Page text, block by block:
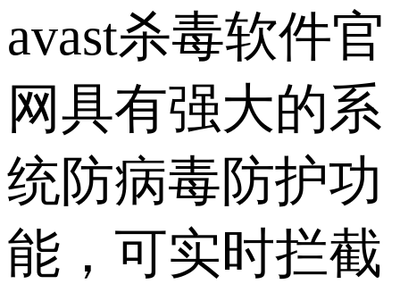
avast杀毒软件官
网具有强大的系
统防病毒防护功
能，可实时拦截